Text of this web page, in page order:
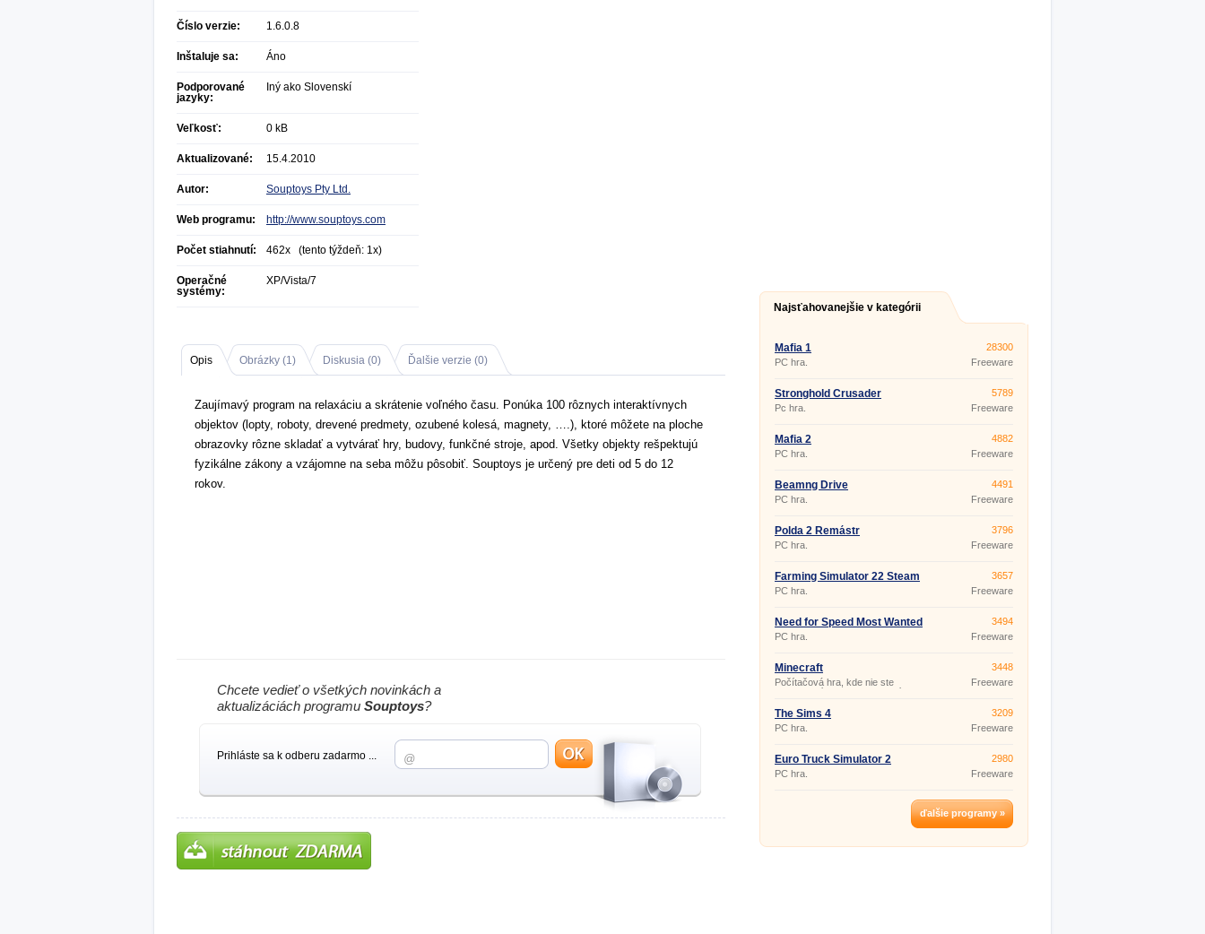
Číslo verzie: 1.6.0.8
Inštaluje sa: Áno
Podporované
jazyky:
Iný ako Slovenskí
Veľkosť: 0 kB
Aktualizované: 15.4.2010
Autor: Souptoys Pty Ltd.
Web programu: http://www.souptoys.com
Počet stiahnutí: 462x (tento týždeň: 1x)
Operačné
systémy:
XP/Vista/7
Opis Obrázky (1) Diskusia (0) Ďalšie verzie (0)
Zaujímavý program na relaxáciu a skrátenie voľného času. Ponúka 100 rôznych interaktívnych
objektov (lopty, roboty, drevené predmety, ozubené kolesá, magnety, ….), ktoré môžete na ploche
obrazovky rôzne skladať a vytvárať hry, budovy, funkčné stroje, apod. Všetky objekty rešpektujú
fyzikálne zákony a vzájomne na seba môžu pôsobiť. Souptoys je určený pre deti od 5 do 12
rokov.
Chcete vedieť o všetkých novinkách a
aktualizáciách programu Souptoys?
Prihláste sa k odberu zadarmo ...
Najsťahovanejšie v kategórii
Mafia 1
PC hra.
28300
Freeware
Stronghold Crusader
Pc hra.
5789
Freeware
Mafia 2
PC hra.
4882
Freeware
Beamng Drive
PC hra.
4491
Freeware
Polda 2 Remástr
PC hra.
3796
Freeware
Farming Simulator 22 Steam
1.0
PC hra.
3657
Freeware
Need for Speed Most Wanted
PC hra.
3494
Freeware
Minecraft
Počítačová hra, kde nie ste
obmedzení pohybom, konaním a ani
svojho počiatku sa hra neustále
vyvíja a nemá koniec, vždy v nej
môžete pokračovať. Túto hru
multiplayer. O popularite tejto hry
svedčí aj fak
3448
Freeware
The Sims 4
PC hra.
3209
Freeware
Euro Truck Simulator 2
PC hra.
2980
Freeware
ďalšie programy »